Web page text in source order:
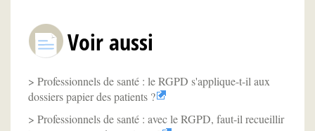
Voir aussi
Professionnels de santé : le RGPD s'applique-t-il aux
dossiers papier des patients ?
Professionnels de santé : avec le RGPD, faut-il recueillir